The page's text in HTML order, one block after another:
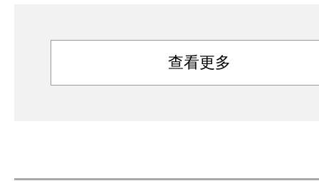
查看更多